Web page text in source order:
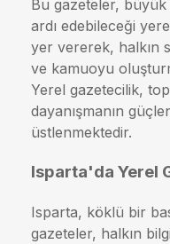
Bu gazeteler, büyük
ardı edebileceği
yer vererek, halkın
ve kamuoyu
Yerel gazetecilik,
dayanışmanın
üstlenmektedir.
Isparta'da Yerel
Isparta, köklü bir
gazeteler, halkın